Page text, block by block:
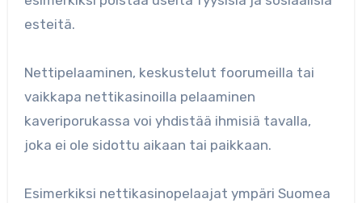
esteitä.
Nettipelaaminen, keskustelut foorumeilla tai
vaikkapa nettikasinoilla pelaaminen
kaveriporukassa voi yhdistää ihmisiä tavalla,
joka ei ole sidottu aikaan tai paikkaan.
Esimerkiksi nettikasinopelaajat ympäri Suomea